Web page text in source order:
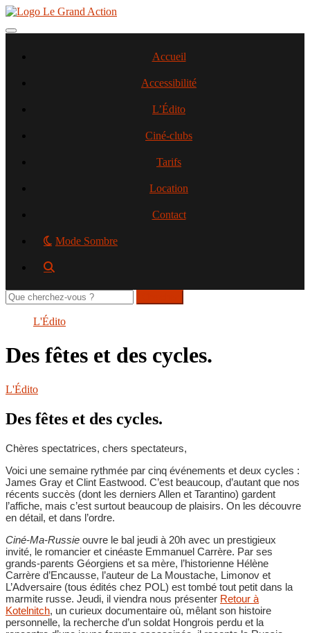
Aller
contenu
Toggle navigation
Accueil
Accessibilité
L’Édito
Ciné-clubs
Tarifs
Location
Contact
Mode Sombre
Rechercher
sur
L'Édito
Des fêtes et des cycles.
L'Édito
Des fêtes et des cycles.
Chères spectatrices, chers spectateurs,
Voici une semaine rythmée par cinq événements et deux cycles :
James Gray et Clint Eastwood. C’est beaucoup, d’autant que nos
récents succès (dont les derniers Allen et Tarantino) gardent
l’affiche, mais c’est surtout beaucoup de plaisirs. On les découvre
en détail, et dans l’ordre.
Ciné-Ma-Russie ouvre le bal jeudi à 20h avec un prestigieux
invité, le romancier et cinéaste Emmanuel Carrère. Par ses
grands-parents Géorgiens et sa mère, l’historienne Hélène
Carrère d’Encausse, l’auteur de La Moustache, Limonov et
L’Adversaire (tous édités chez POL) est tombé tout petit dans la
marmite russe. Jeudi, il viendra nous présenter Retour à
Kotelnitch, un curieux documentaire où, mêlant son histoire
personnelle, la recherche d’un soldat Hongrois perdu et la